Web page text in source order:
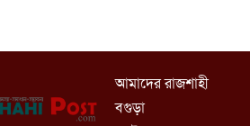
আমাদের রাজশাহী
বগুড়া